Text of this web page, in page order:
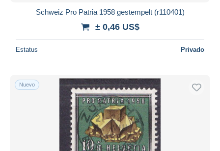
Schweiz Pro Patria 1958 gestempelt (r110401)
± 0,46 US$
Estatus Privado
Nuevo